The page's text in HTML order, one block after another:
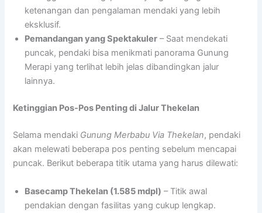
ketenangan dan pengalaman mendaki yang lebih
eksklusif.
Pemandangan yang Spektakuler – Saat mendekati
puncak, pendaki bisa menikmati panorama Gunung
Merapi yang terlihat lebih jelas dibandingkan jalur
lainnya.
Ketinggian Pos-Pos Penting di Jalur Thekelan
Selama mendaki Gunung Merbabu Via Thekelan, pendaki
akan melewati beberapa pos penting sebelum mencapai
puncak. Berikut beberapa titik utama yang harus dilewati:
Basecamp Thekelan (1.585 mdpl) – Titik awal
pendakian dengan fasilitas yang cukup lengkap.